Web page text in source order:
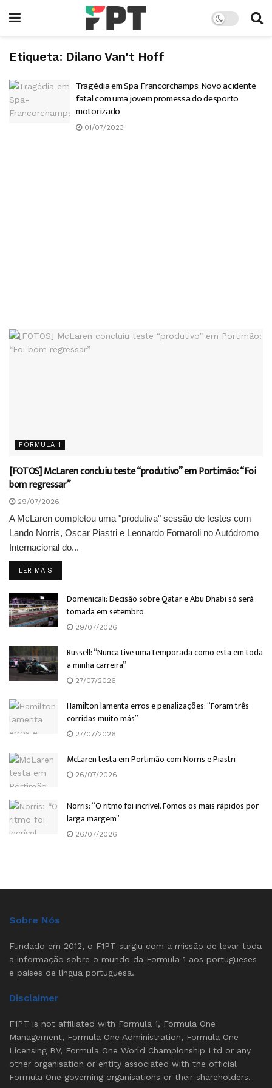
Etiqueta: Dilano Van't Hoff
Tragédia em Spa-Francorchamps: Novo acidente
fatal com uma jovem promessa do desporto
motorizado
01/07/2023
FÓRMULA 1
[FOTOS] McLaren concluiu teste “produtivo” em Portimão: “Foi
bom regressar”
29/07/2026
A McLaren completou uma "produtiva" sessão de testes com
Lando Norris, Oscar Piastri e Leonardo Fornaroli no Autódromo
Internacional do...
LER MAIS
Domenicali: Decisão sobre Qatar e Abu Dhabi só será
tomada em setembro
29/07/2026
Russell: “Nunca tive uma temporada como esta em toda
a minha carreira”
27/07/2026
Hamilton lamenta erros e penalizações: “Foram três
corridas muito más”
27/07/2026
McLaren testa em Portimão com Norris e Piastri
26/07/2026
Norris: “O ritmo foi incrível. Fomos os mais rápidos por
larga margem”
26/07/2026
Sobre Nós
Fundado em 2012, o F1PT surgiu com a missão de levar toda
a informação sobre o mundo da Formula 1 aos portugueses
e países de língua portuguesa.
Disclaimer
F1PT is not affiliated with Formula 1, Formula One
Management, Formula One Administration, Formula One
Licensing BV, Formula One World Championship Ltd or any
other organisation or entity associated with the official
Formula One governing organisations or their shareholders.